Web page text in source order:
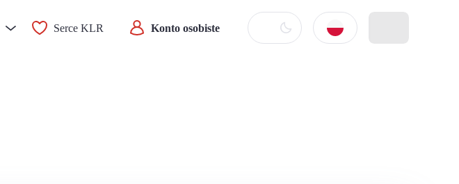
Serce KLR Konto osobiste